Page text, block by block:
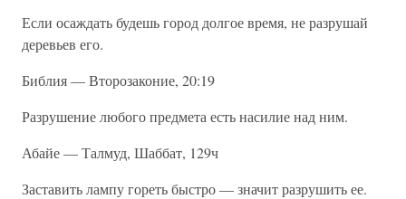
Если осаждать будешь город долгое время, не разрушай
деревьев его.
Библия — Второзаконие, 20:19
Разрушение любого предмета есть насилие над ним.
Абайе — Талмуд, Шаббат, 129ч
Заставить лампу гореть быстро — значит разрушить ее.